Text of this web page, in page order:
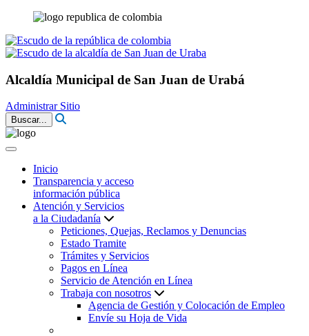
Alcaldía Municipal de San Juan de Urabá
Administrar Sitio
Buscar...
Inicio
Transparencia y acceso
información pública
Atención y Servicios
a la Ciudadanía
Peticiones, Quejas, Reclamos y Denuncias
Estado Tramite
Trámites y Servicios
Pagos en Línea
Servicio de Atención en Línea
Trabaja con nosotros
Agencia de Gestión y Colocación de Empleo
Envíe su Hoja de Vida